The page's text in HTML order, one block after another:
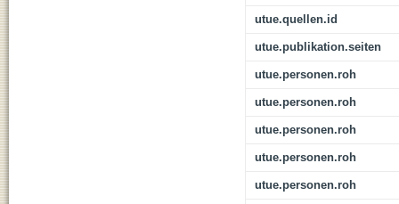
utue.quellen.id
utue.publikation.seiten
utue.personen.roh
utue.personen.roh
utue.personen.roh
utue.personen.roh
utue.personen.roh